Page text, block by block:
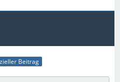
Beitrag